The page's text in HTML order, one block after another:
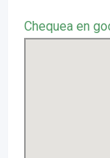
Chequea en